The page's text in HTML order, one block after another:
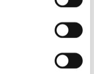
EB. Olja